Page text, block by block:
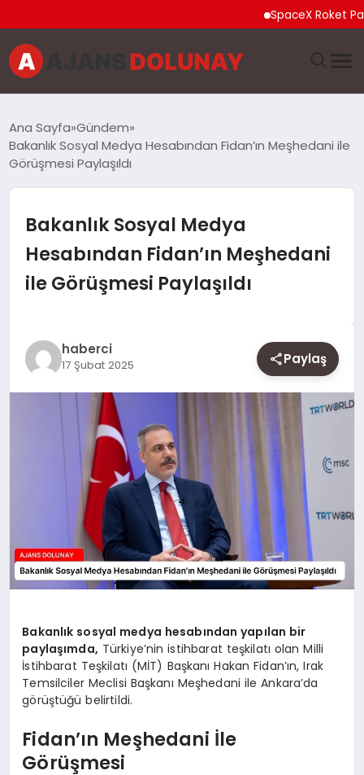
SpaceX Roket
EĞITIM
GÜNCEL
SAĞLIK
Ana Sayfa Gündem
Bakanlık Sosyal Medya Hesabından Fidan’ın Meşhedani ile
Görüşmesi Paylaşıldı
Bakanlık Sosyal Medya
Hesabından Fidan’ın Meşhedani
ile Görüşmesi Paylaşıldı
haberci
17 Şubat 2025 Paylaş
Bakanlık sosyal medya hesabından yapılan bir
paylaşımda, Türkiye’nin istihbarat teşkilatı olan Milli
İstihbarat Teşkilatı (MİT) Başkanı Hakan Fidan’ın, Irak
Temsilciler Meclisi Başkanı Meşhedani ile Ankara’da
görüştüğü belirtildi.
Fidan’ın Meşhedani İle
Görüşmesi